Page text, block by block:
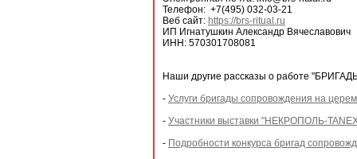
Телефон: +7(495) 032-03-21
Веб сайт: https://brs-ritual.ru
ИП Игнатушкин Александр Вячеславович
ИНН: 570301708081
Наши другие рассказы о работе
- Услуги бригады сопровождения на
- Участники выставки "НЕКРОПОЛЬ-
- Подробности конкурса бригад